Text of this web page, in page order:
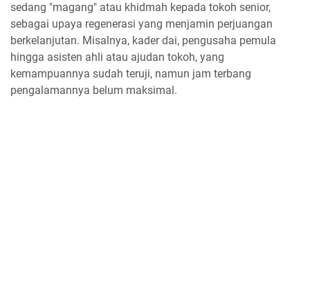
sedang "magang" atau khidmah kepada tokoh senior,
sebagai upaya regenerasi yang menjamin perjuangan
berkelanjutan. Misalnya, kader dai, pengusaha pemula
hingga asisten ahli atau ajudan tokoh, yang
kemampuannya sudah teruji, namun jam terbang
pengalamannya belum maksimal.